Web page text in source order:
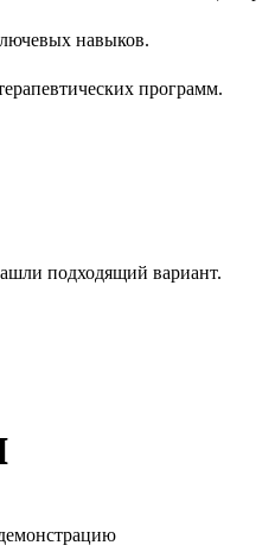
навыков.
программ.
подходящий вариант.